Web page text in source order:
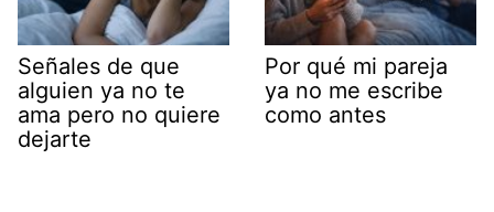
Señales de que
alguien ya no te
ama pero no quiere
dejarte
Por qué mi pareja
ya no me escribe
como antes